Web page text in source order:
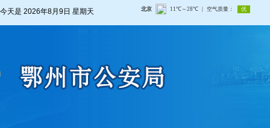
今天是 2026年8月9日 星期天